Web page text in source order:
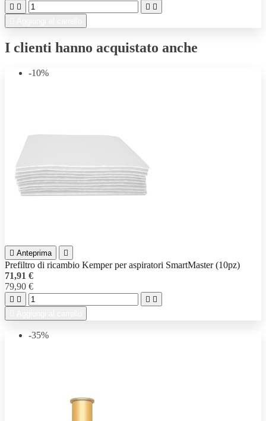
   
I clienti hanno acquistato anche
-10%
 Anteprima 
Prefiltro di ricambio Kemper per aspiratori SmartMaster (10pz)
71,91 €
79,90 €
   
-35%